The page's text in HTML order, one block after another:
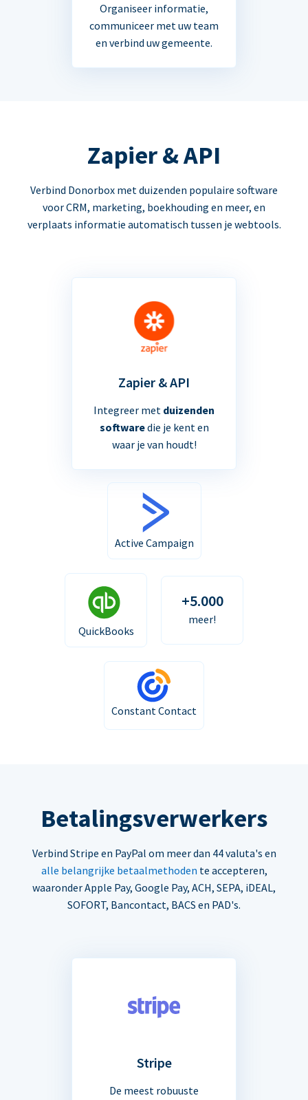
Organiseer informatie,
communiceer met uw team
en verbind uw gemeente.
Zapier & API
Verbind Donorbox met duizenden populaire software
voor CRM, marketing, boekhouding en meer, en
verplaats informatie automatisch tussen je webtools.
Zapier & API
Integreer met duizenden
softwaredie je kent en
waar je van houdt!
Active Campaign
QuickBooks
+5.000
meer!
Constant Contact
Betalingsverwerkers
Verbind Stripe en PayPal om meer dan 44 valuta's en
alle belangrijke betaalmethoden te accepteren,
waaronder Apple Pay, Google Pay, ACH, SEPA, iDEAL,
SOFORT, Bancontact, BACS en PAD's.
Stripe
De meest robuuste